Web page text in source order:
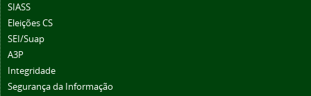
SIASS
Eleições CS
SEI/Suap
A3P
Integridade
Segurança da Informação